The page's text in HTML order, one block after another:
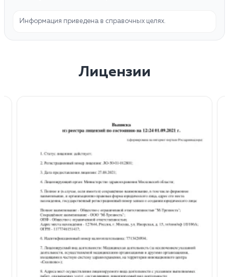
Информация приведена в справочных целях.
Лицензии